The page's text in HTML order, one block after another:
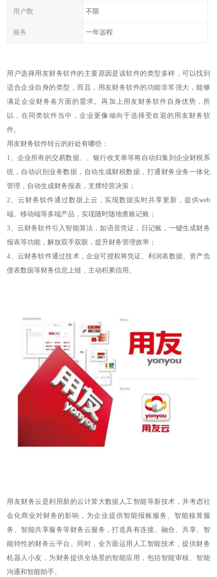
用户数 不限
服务 一年远程
用户选择用友财务软件的主要原因是该软件的类型多样，可以找到
适合企业自身的类型，而且，用友财务软件的功能非常强大，能够
满足企业财务各方面的需求。再加上用友财务软件自身优势，所
以，在同类软件当中，企业更像倾向于选择受欢迎的用友财务软
件。
用友财务软件转云的好处有哪些：
1、企业所有的交易数据、、银行收支单等将自动归集到企业财税系
统，自动识别业务数据，自动生成财税数据，打通财务业务一体化
管理，自动生成财务报表，支撑经营决策；
2、云财务软件通过数据上云，实现数据实时共享更新，提供web
端、移动端等多端产品，实现随时随地查账记账；
3、云财务软件引入智能算法，如语音凭证，日记账，一键生成财务
报表等功能，解放双手双眼，提升财务管理效率；
4、云财务软件通过技术，企业可授权将凭证、利润表数据、资产负
债表数据等财务信息上链，主动积累信用。
用友财务云是利用新的云计算大数据人工智能等新技术，并考虑社
会化商业对财务的影响，为企业提供智能报账服务、智能核算服
务、智能共享服务等财务云服务，打造具有连接、融合、共享、智
能特性的财务云平台。同时，全方面运用人工智能技术，提供财务
机器人小友，为财务提供全场景的智能应用，包括智能审核、智能
沟通和智能助手。